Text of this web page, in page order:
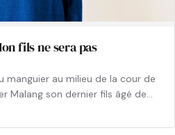
fils ne sera pas
manguier au milieu de la cour de
Malang son dernier fils âgé de…